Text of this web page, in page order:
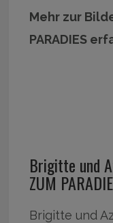
Mehr zur
PARADIES
Brigitte und
ZUM
Brigitte und